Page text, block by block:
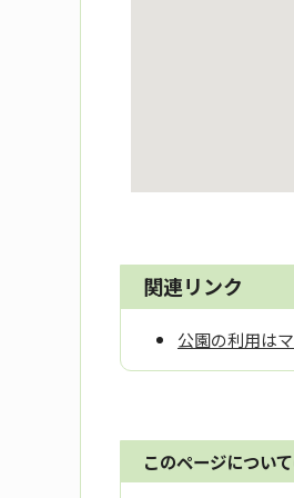
関連リンク
公園の利用は
このページについ